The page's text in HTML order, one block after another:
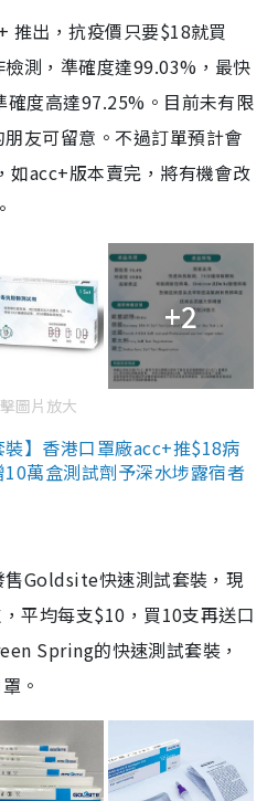
推出，抗疫價只要$18就買
測，準確度達99.03%，最快
確度高達97.25%。目前未有限
友可留意。不過訂單預計會
如acc+版本賣完，將有機會改
+2
圖片放大
】香港口罩廠acc+推$18病
萬盒測試劑予深水埗露宿者
Goldsite快速測試套裝，現
平均每支$10，買10支再送口
Spring的快速測試套裝，
。